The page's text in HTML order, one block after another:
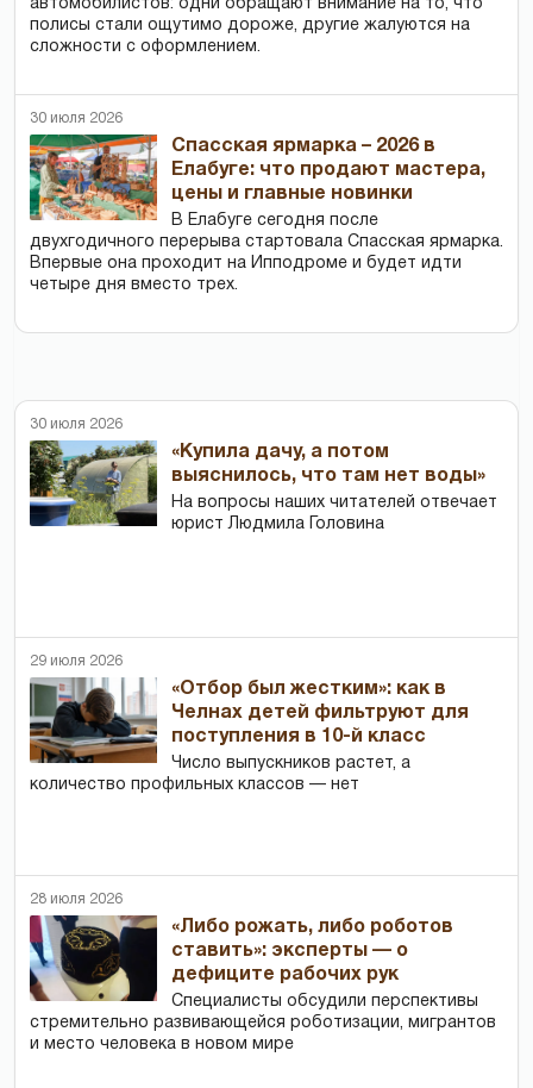
автомобилистов: одни обращают внимание на то, что
полисы стали ощутимо дороже, другие жалуются на
сложности с оформлением.
30 июля 2026
Спасская ярмарка – 2026 в
Елабуге: что продают мастера,
цены и главные новинки
В Елабуге сегодня после
двухгодичного перерыва стартовала Спасская ярмарка.
Впервые она проходит на Ипподроме и будет идти
четыре дня вместо трех.
30 июля 2026
«Купила дачу, а потом
выяснилось, что там нет воды»
На вопросы наших читателей отвечает
юрист Людмила Головина
29 июля 2026
«Отбор был жестким»: как в
Челнах детей фильтруют для
поступления в 10-й класс
Число выпускников растет, а
количество профильных классов — нет
28 июля 2026
«Либо рожать, либо роботов
ставить»: эксперты — о
дефиците рабочих рук
Специалисты обсудили перспективы
стремительно развивающейся роботизации, мигрантов
и место человека в новом мире